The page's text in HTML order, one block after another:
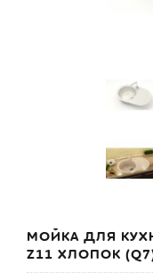
МОЙКА ДЛЯ
Z11 ХЛОПОК